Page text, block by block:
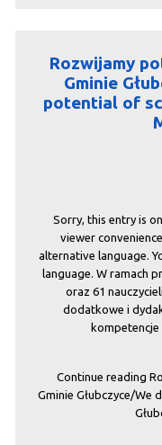
Rozwijamy
Gminie
potential of
Sorry, this entry is
viewer
alternative language.
language. W ramach
oraz 61
dodatkowe i
Continue reading
Gminie Głubczyce/We